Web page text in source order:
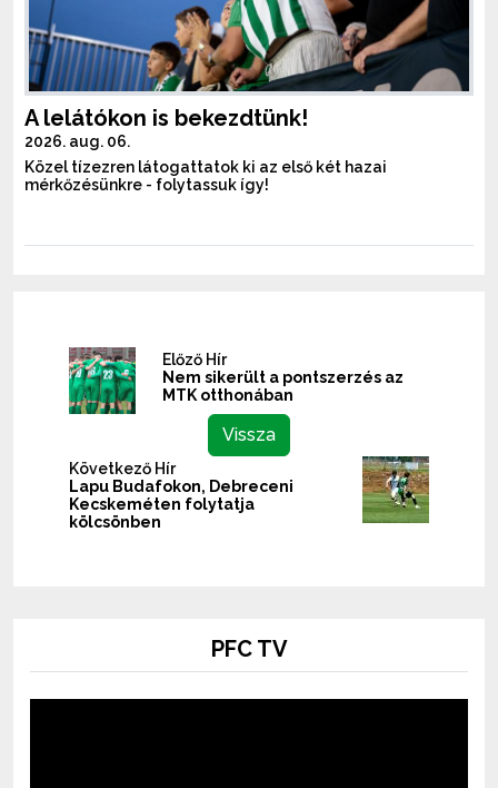
A lelátókon is bekezdtünk!
2026. aug. 06.
Közel tízezren látogattatok ki az első két hazai
mérkőzésünkre - folytassuk így!
Előző Hír
Nem sikerült a pontszerzés az
MTK otthonában
Vissza
Következő Hír
Lapu Budafokon, Debreceni
Kecskeméten folytatja
kölcsönben
PFC TV